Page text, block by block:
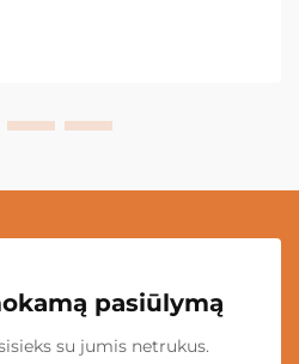
pasiūlymą
su jumis netrukus.